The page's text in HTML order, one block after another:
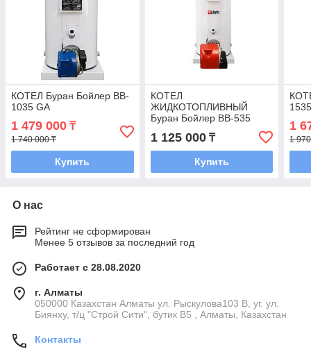
КОТЕЛ Буран Бойлер BB-
1035 GA
1 479 000 ₸
1 740 000 ₸
Купить
КОТЕЛ
ЖИДКОТОПЛИВНЫЙ
Буран Бойлер BB-535
1 125 000₸
Купить
1
1
О нас
Рейтинг не сформирован
Менее 5 отзывов за последний год
Работает с 28.08.2020
г. Алматы
050000 Казахстан Алматы ул. Рыскулова103 В, уг. ул.
Биянху, т/ц "Строй Сити", бутик В5 , Алматы, Казахстан
Контакты